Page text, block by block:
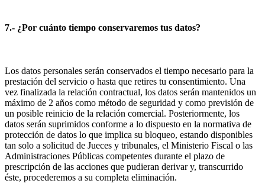
7.- ¿Por cuánto tiempo conservaremos tus datos?
Los datos personales serán conservados el tiempo necesario para la
prestación del servicio o hasta que retires tu consentimiento. Una
vez finalizada la relación contractual, los datos serán mantenidos un
máximo de 2 años como método de seguridad y como previsión de
un posible reinicio de la relación comercial. Posteriormente, los
datos serán suprimidos conforme a lo dispuesto en la normativa de
protección de datos lo que implica su bloqueo, estando disponibles
tan solo a solicitud de Jueces y tribunales, el Ministerio Fiscal o las
Administraciones Públicas competentes durante el plazo de
prescripción de las acciones que pudieran derivar y, transcurrido
éste, procederemos a su completa eliminación.